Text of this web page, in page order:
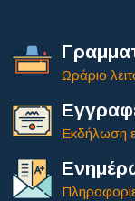
Ωράριο
Εκδήλωση